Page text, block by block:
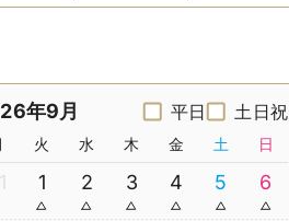
年9月 平日 土日祝
火 水 木 金 土 日
1 2 3 4 5 6